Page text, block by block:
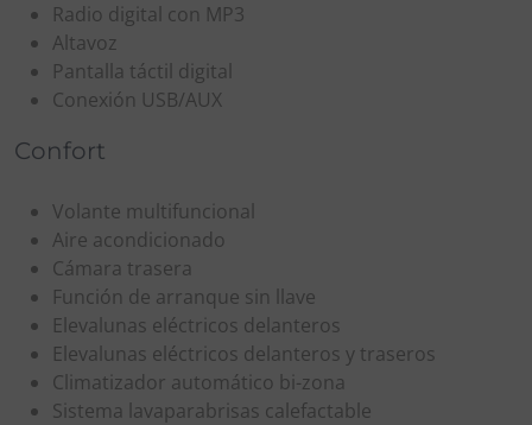
Radio digital con MP3
Altavoz
Pantalla táctil digital
Conexión USB/AUX
Confort
Volante multifuncional
Aire acondicionado
Cámara trasera
Función de arranque sin llave
Elevalunas eléctricos delanteros
Elevalunas eléctricos delanteros y traseros
Climatizador automático bi-zona
Sistema lavaparabrisas calefactable